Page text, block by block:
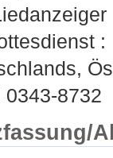
0343-8732